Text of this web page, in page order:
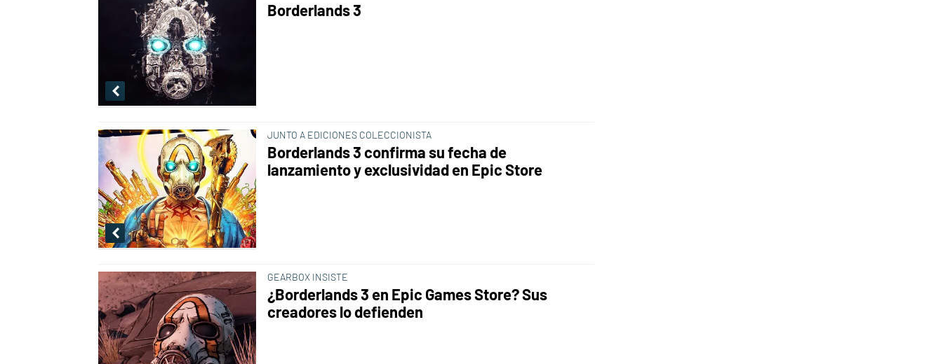
Borderlands 3
JUNTO A EDICIONES COLECCIONISTA
Borderlands 3 confirma su fecha de
lanzamiento y exclusividad en Epic Store
GEARBOX INSISTE
¿Borderlands 3 en Epic Games Store? Sus
creadores lo defienden